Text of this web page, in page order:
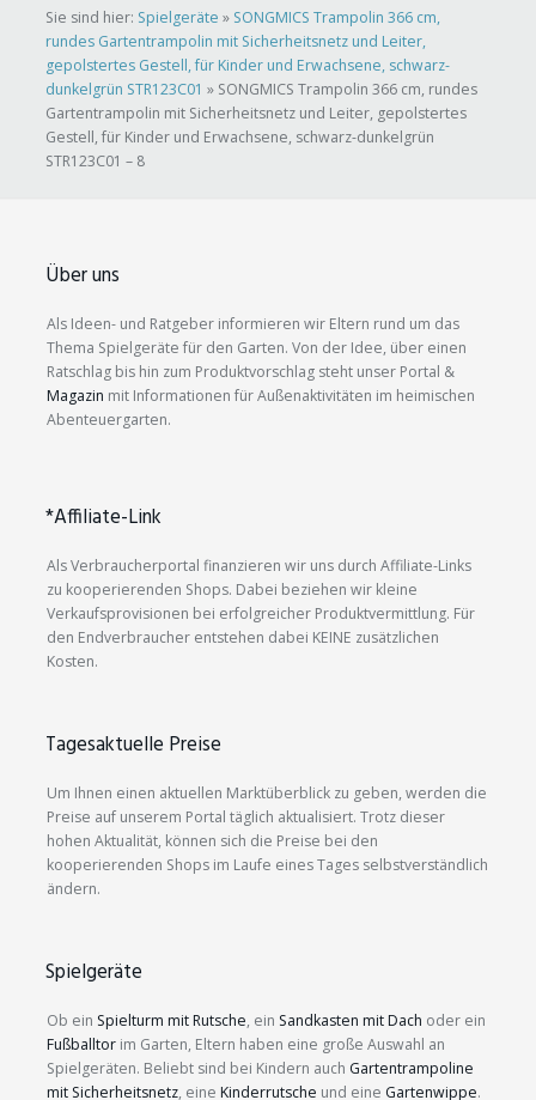
Sie sind hier: Spielgeräte » SONGMICS Trampolin 366 cm,
rundes Gartentrampolin mit Sicherheitsnetz und Leiter,
gepolstertes Gestell, für Kinder und Erwachsene, schwarz-
dunkelgrün STR123C01 » SONGMICS Trampolin 366 cm, rundes
Gartentrampolin mit Sicherheitsnetz und Leiter, gepolstertes
Gestell, für Kinder und Erwachsene, schwarz-dunkelgrün
STR123C01 – 8
Über uns
Als Ideen- und Ratgeber informieren wir Eltern rund um das
Thema Spielgeräte für den Garten. Von der Idee, über einen
Ratschlag bis hin zum Produktvorschlag steht unser Portal &
Magazin mit Informationen für Außenaktivitäten im heimischen
Abenteuergarten.
*Affiliate-Link
Als Verbraucherportal finanzieren wir uns durch Affiliate-Links
zu kooperierenden Shops. Dabei beziehen wir kleine
Verkaufsprovisionen bei erfolgreicher Produktvermittlung. Für
den Endverbraucher entstehen dabei KEINE zusätzlichen
Kosten.
Tagesaktuelle Preise
Um Ihnen einen aktuellen Marktüberblick zu geben, werden die
Preise auf unserem Portal täglich aktualisiert. Trotz dieser
hohen Aktualität, können sich die Preise bei den
kooperierenden Shops im Laufe eines Tages selbstverständlich
ändern.
Spielgeräte
Ob ein Spielturm mit Rutsche, ein Sandkasten mit Dach oder ein
Fußballtor im Garten, Eltern haben eine große Auswahl an
Spielgeräten. Beliebt sind bei Kindern auch Gartentrampoline
mit Sicherheitsnetz, eine Kinderrutsche und eine Gartenwippe.